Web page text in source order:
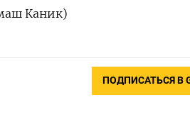
Каник)
ПОДПИСАТЬСЯ В